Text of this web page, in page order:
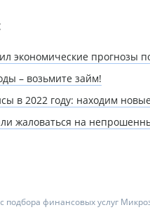
экономические прогнозы
– возьмите займ!
в 2022 году: находим
жаловаться на
подбора финансовых услуг